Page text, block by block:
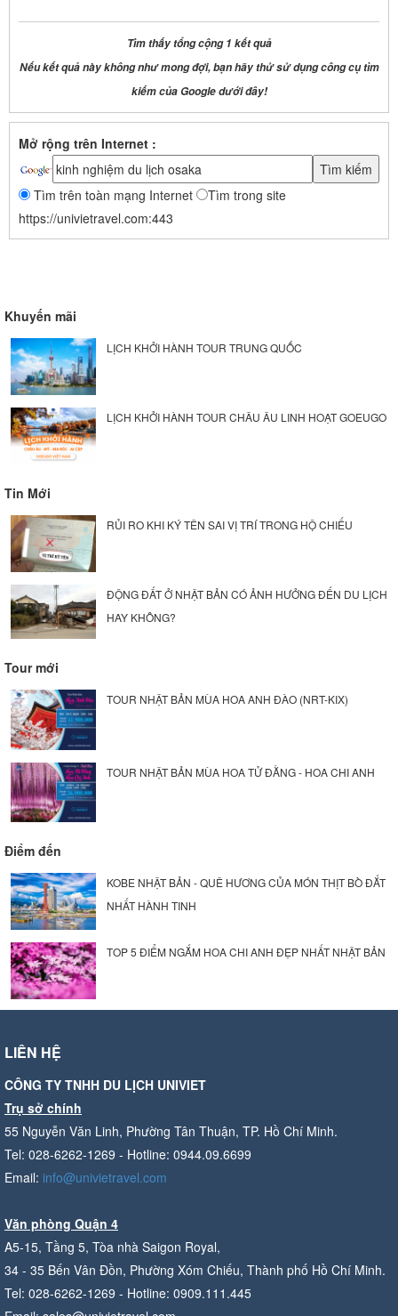
Tìm thấy tổng cộng 1 kết quả
Nếu kết quả này không như mong đợi, bạn hãy thử sử dụng công cụ tìm
kiếm của Google dưới đây!
Mở rộng trên Internet :
Tìm trên toàn mạng Internet
Tìm trong site
https://univietravel.com:443
Khuyến mãi
LỊCH KHỞI HÀNH TOUR TRUNG QUỐC
LỊCH KHỞI HÀNH TOUR CHÂU ÂU LINH HOẠT GOEUGO
Tin Mới
RỦI RO KHI KÝ TÊN SAI VỊ TRÍ TRONG HỘ CHIẾU
ĐỘNG ĐẤT Ở NHẬT BẢN CÓ ẢNH HƯỞNG ĐẾN DU LỊCH
HAY KHÔNG?
Tour mới
TOUR NHẬT BẢN MÙA HOA ANH ĐÀO (NRT-KIX)
TOUR NHẬT BẢN MÙA HOA TỬ ĐẰNG - HOA CHI ANH
Điểm đến
KOBE NHẬT BẢN - QUÊ HƯƠNG CỦA MÓN THỊT BÒ ĐẮT
NHẤT HÀNH TINH
TOP 5 ĐIỂM NGẮM HOA CHI ANH ĐẸP NHẤT NHẬT BẢN
LIÊN HỆ
CÔNG TY TNHH DU LỊCH UNIVIET
Trụ sở chính
55 Nguyễn Văn Linh, Phường Tân Thuận, TP. Hồ Chí Minh.
Tel: 028-6262-1269 - Hotline: 0944.09.6699
Email: info@univietravel.com
Văn phòng Quận 4
A5-15, Tầng 5, Tòa nhà Saigon Royal,
34 - 35 Bến Vân Đồn, Phường Xóm Chiếu, Thành phố Hồ Chí Minh.
Tel: 028-6262-1269 - Hotline: 0909.111.445